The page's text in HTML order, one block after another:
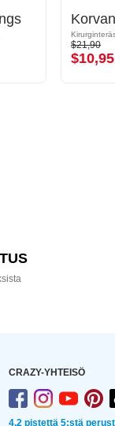
$21,90
$10,95
CRAZY-YHTEISÖ
4,2 pistettä 5:stä